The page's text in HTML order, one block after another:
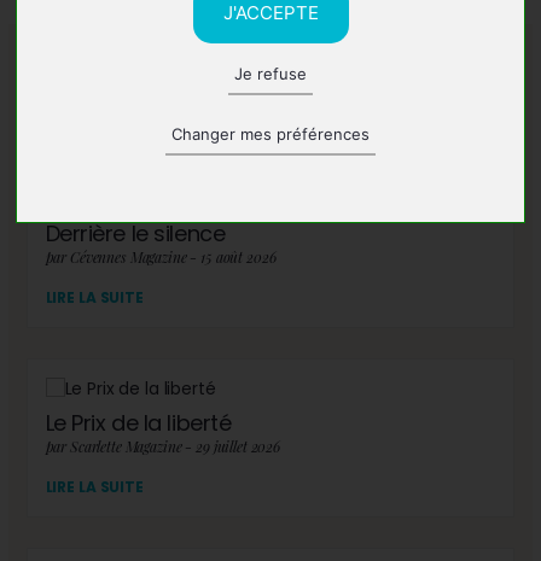
J'ACCEPTE
Je refuse
Changer mes préférences
A lire également
Derrière le silence
par Cévennes Magazine - 15 août 2026
LIRE LA SUITE
Le Prix de la liberté
par Scarlette Magazine - 29 juillet 2026
LIRE LA SUITE